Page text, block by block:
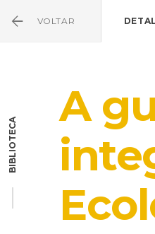
DE NAVEGAÇÃO E PARA FINS
DA UTILIZAÇÃO DE COOKIES.
natureza [Livros]
Autor: Guilhem Lesaffre
VOLTAR
BIBLIOTECA
A